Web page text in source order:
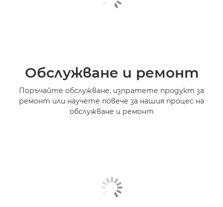
Обслужване и ремонт
Поръчайте обслужване, изпратете продукт за
ремонт или научете повече за нашия процес на
обслужване и ремонт